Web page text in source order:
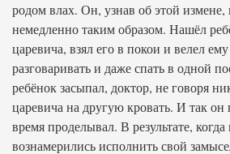
родом влах. Он, узнав об этой измене,
немедленно таким образом. Нашёл
царевича, взял его в покои и велел
разговаривать и даже спать в одной
ребёнок засыпал, доктор, не говоря
царевича на другую кровать. И так он
время проделывал. В результате,
вознамерились исполнить свой